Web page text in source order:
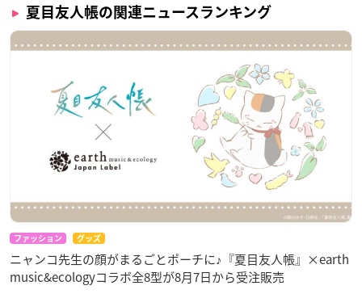
夏目友人帳の関連ニュースランキング
ファッション グッズ
ニャンコ先生の顔がまるごとポーチに♪『夏目友人帳』×earth
music&ecologyコラボ全8型が8月7日から受注販売